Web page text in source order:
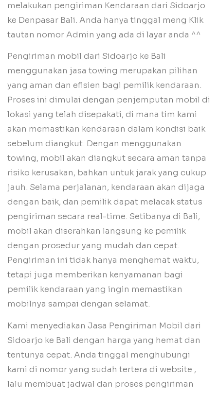
melakukan pengiriman Kendaraan dari Sidoarjo
ke Denpasar Bali. Anda hanya tinggal meng Klik
tautan nomor Admin yang ada di layar anda ^^
Pengiriman mobil dari Sidoarjo ke Bali
menggunakan jasa towing merupakan pilihan
yang aman dan efisien bagi pemilik kendaraan.
Proses ini dimulai dengan penjemputan mobil di
lokasi yang telah disepakati, di mana tim kami
akan memastikan kendaraan dalam kondisi baik
sebelum diangkut. Dengan menggunakan
towing, mobil akan diangkut secara aman tanpa
risiko kerusakan, bahkan untuk jarak yang cukup
jauh. Selama perjalanan, kendaraan akan dijaga
dengan baik, dan pemilik dapat melacak status
pengiriman secara real-time. Setibanya di Bali,
mobil akan diserahkan langsung ke pemilik
dengan prosedur yang mudah dan cepat.
Pengiriman ini tidak hanya menghemat waktu,
tetapi juga memberikan kenyamanan bagi
pemilik kendaraan yang ingin memastikan
mobilnya sampai dengan selamat.
Kami menyediakan Jasa Pengiriman Mobil dari
Sidoarjo ke Bali dengan harga yang hemat dan
tentunya cepat. Anda tinggal menghubungi
kami di nomor yang sudah tertera di website ,
lalu membuat jadwal dan proses pengiriman